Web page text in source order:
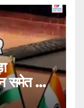
समेत कई